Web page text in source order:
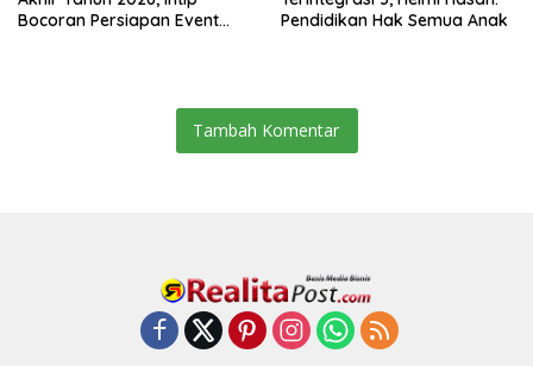
Bocoran Persiapan Event
Pendidikan Hak Semua Anak
Tambah Komentar